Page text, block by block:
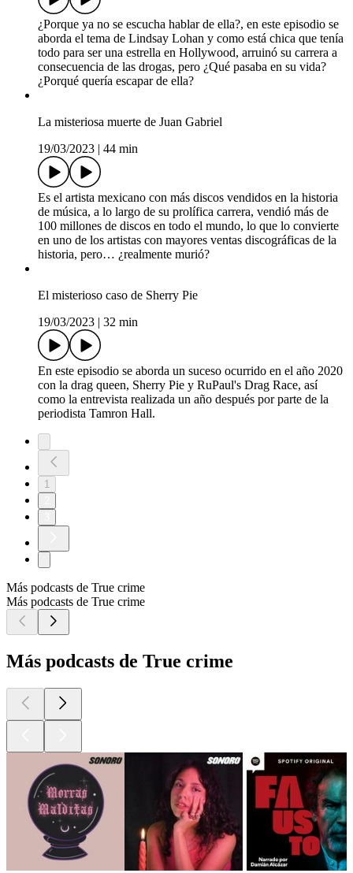
¿Porque ya no se escucha hablar de ella?, en este episodio se
aborda el tema de Lindsay Lohan y como está chica que tenía
todo para ser una estrella en Hollywood, arruinó su carrera a
consecuencia de las drogas, pero ¿Qué pasaba en su vida?
¿Porqué quería escapar de ella?
La misteriosa muerte de Juan Gabriel
19/03/2023
44 min
Es el artista mexicano con más discos vendidos en la historia
de música, a lo largo de su prolífica carrera, vendió más de
100 millones de discos en todo el mundo, lo que lo convierte
en uno de los artistas con mayores ventas discográficas de la
historia, pero… ¿realmente murió?
El misterioso caso de Sherry Pie
19/03/2023
32 min
En este episodio se aborda un suceso ocurrido en el año 2020
con la drag queen, Sherry Pie y RuPaul's Drag Race, así
como la entrevista realizada un año después por parte de la
periodista Tamron Hall.
1
Más podcasts de True crime
Más podcasts de True crime
Más podcasts de True crime